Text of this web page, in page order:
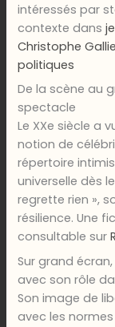
intéressés par
contexte dans
Christophe
politiques
De la scène au
spectacle
Le XXe siècle a
notion de
répertoire
universelle dès
regrette rien »,
résilience. Une
consultable sur
Sur grand
avec son rôle
Son image de
avec les